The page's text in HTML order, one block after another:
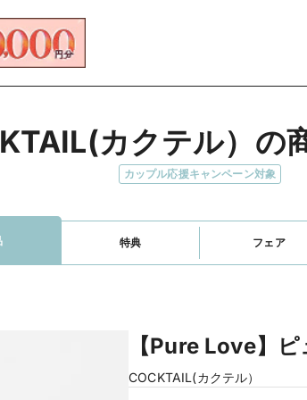
カクテル）の
カップル応援キャンペーン対象
特典 フェア
【Pure Love】
COCKTAIL(カクテル）